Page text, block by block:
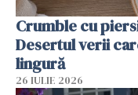
Crumble cu
Desertul verii
lingură
26 IULIE 2026